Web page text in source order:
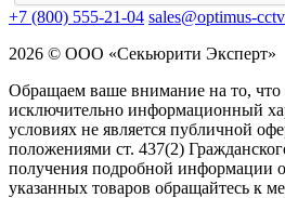
+7 (800) 555-21-04 sales@optimus-
2026 © ООО «Секьюрити Эксперт»
Обращаем ваше внимание на то, что
исключительно информационный
условиях не является публичной
положениями ст. 437(2)
получения подробной информации
указанных товаров обращайтесь к